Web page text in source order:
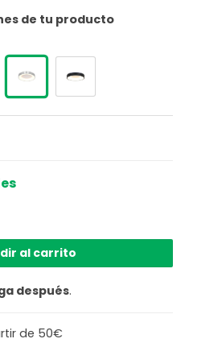
de tu producto
Ringlede plateado
al carrito
después.
de 50€